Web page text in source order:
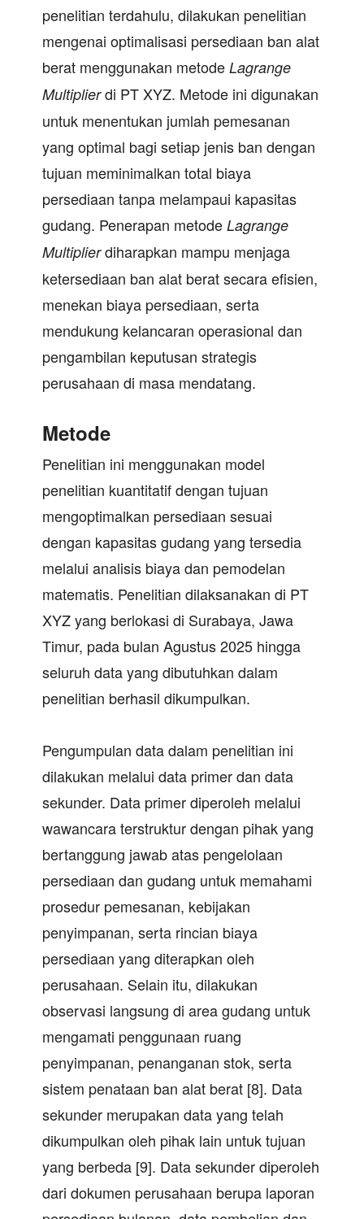
penelitian terdahulu, dilakukan penelitian
mengenai optimalisasi persediaan ban alat
berat menggunakan metode Lagrange
Multiplierdi PT XYZ. Metode ini digunakan
untuk menentukan jumlah pemesanan
yang optimal bagi setiap jenis ban dengan
tujuan meminimalkan total biaya
persediaan tanpa melampaui kapasitas
gudang. Penerapan metode Lagrange
Multiplierdiharapkan mampu menjaga
ketersediaan ban alat berat secara efisien,
menekan biaya persediaan, serta
mendukung kelancaran operasional dan
pengambilan keputusan strategis
perusahaan di masa mendatang.
Metode
Penelitian ini menggunakan model
penelitian kuantitatif dengan tujuan
mengoptimalkan persediaan sesuai
dengan kapasitas gudang yang tersedia
melalui analisis biaya dan pemodelan
matematis. Penelitian dilaksanakan di PT
XYZ yang berlokasi di Surabaya, Jawa
Timur, pada bulan Agustus 2025 hingga
seluruh data yang dibutuhkan dalam
penelitian berhasil dikumpulkan.
Pengumpulan data dalam penelitian ini
dilakukan melalui data primer dan data
sekunder. Data primer diperoleh melalui
wawancara terstruktur dengan pihak yang
bertanggung jawab atas pengelolaan
persediaan dan gudang untuk memahami
prosedur pemesanan, kebijakan
penyimpanan, serta rincian biaya
persediaan yang diterapkan oleh
perusahaan. Selain itu, dilakukan
observasi langsung di area gudang untuk
mengamati penggunaan ruang
penyimpanan, penanganan stok, serta
sistem penataan ban alat berat [8]. Data
sekunder merupakan data yang telah
dikumpulkan oleh pihak lain untuk tujuan
yang berbeda [9]. Data sekunder diperoleh
dari dokumen perusahaan berupa laporan